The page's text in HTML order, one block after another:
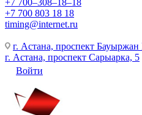
+7 700‒308‒18‒18
+7 700 803 18 18
timing@internet.ru
г. Астана, проспект
г. Астана, проспект Сарыарка, 5
Войти